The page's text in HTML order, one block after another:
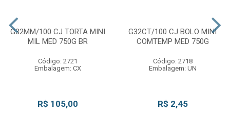
G32MM/100 CJ TORTA MINI
MIL MED 750G BR
Código: 2721
Embalagem: CX
R$ 105,00
G32CT/100 CJ BOLO MINI
COMTEMP MED 750G
Código: 2718
Embalagem: UN
R$ 2,45